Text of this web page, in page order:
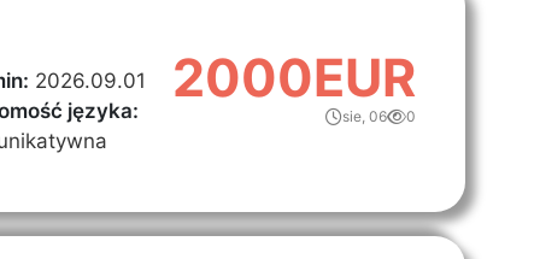
2026.09.01
języka:
2000EUR
sie, 06 0